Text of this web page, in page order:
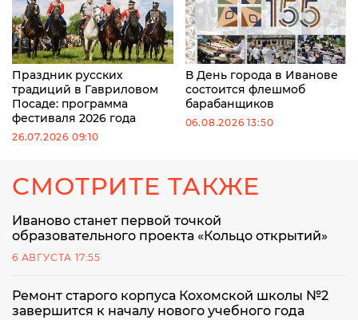
Праздник русских
традиций в Гавриловом
Посаде: программа
фестиваля 2026 года
26.07.2026 09:10
В День города в Иванове
состоится флешмоб
барабанщиков
06.08.2026 13:50
СМОТРИТЕ ТАКЖЕ
Иваново станет первой точкой
образовательного проекта «Кольцо открытий»
6 АВГУСТА 17:55
Ремонт старого корпуса Кохомской школы №2
завершится к началу нового учебного года